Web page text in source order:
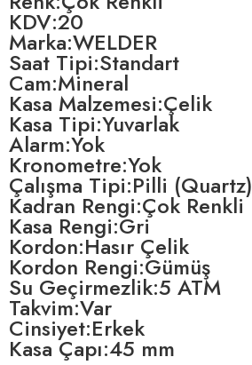
KDV:20
Marka:WELDER
Saat Tipi:Standart
Cam:Mineral
Kasa Malzemesi:Çelik
Kasa Tipi:Yuvarlak
Alarm:Yok
Kronometre:Yok
Çalışma Tipi:Pilli (Quartz)
Kadran Rengi:Çok Renkli
Kasa Rengi:Gri
Kordon:Hasır Çelik
Kordon Rengi:Gümüş
Su Geçirmezlik:5 ATM
Takvim:Var
Cinsiyet:Erkek
Kasa Çapı:45 mm